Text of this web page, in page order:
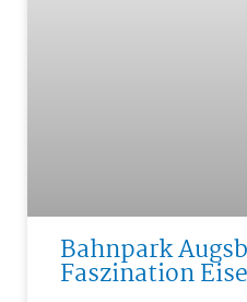
Bahnpark
Faszination